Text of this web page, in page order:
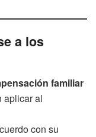
a los
familiar
aplicar al
con su